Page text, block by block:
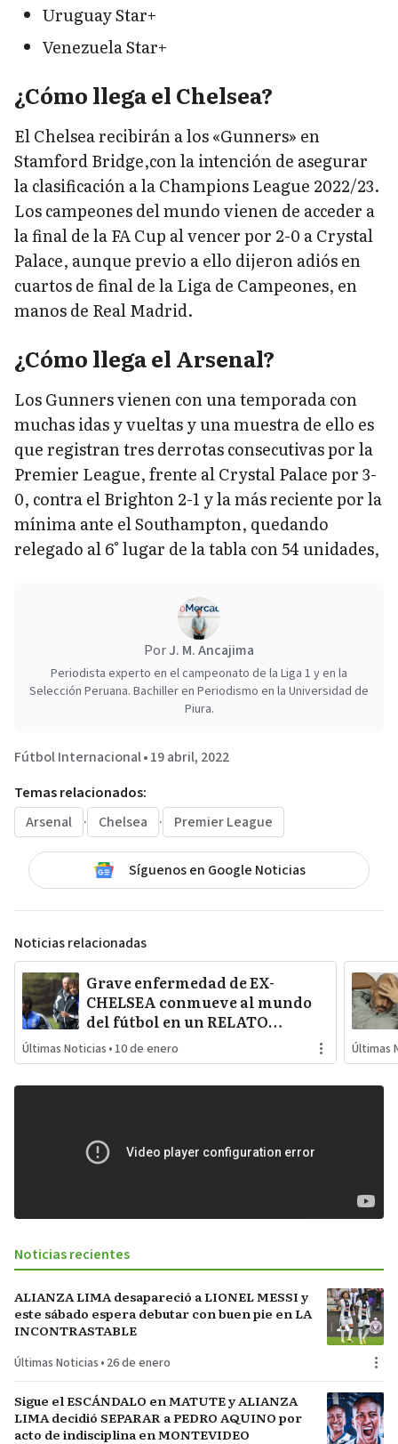
Uruguay Star+
Venezuela Star+
¿Cómo llega el Chelsea?
El Chelsea recibirán a los «Gunners» en
Stamford Bridge,con la intención de asegurar
la clasificación a la Champions League 2022/23.
Los campeones del mundo vienen de acceder a
la final de la FA Cup al vencer por 2-0 a Crystal
Palace, aunque previo a ello dijeron adiós en
cuartos de final de la Liga de Campeones, en
manos de Real Madrid.
¿Cómo llega el Arsenal?
Los Gunners vienen con una temporada con
muchas idas y vueltas y una muestra de ello es
que registran tres derrotas consecutivas por la
Premier League, frente al Crystal Palace por 3-
0, contra el Brighton 2-1 y la más reciente por la
mínima ante el Southampton, quedando
relegado al 6° lugar de la tabla con 54 unidades,
PorJ. M. Ancajima
Periodista experto en el campeonato de la Liga 1 y en la
Selección Peruana. Bachiller en Periodismo en la Universidad de
Piura.
Fútbol Internacional•19 abril, 2022
Temas relacionados:
Arsenal
· Chelsea · Premier League
Síguenos en Google Noticias
Noticias relacionadas
Grave enfermedad de EX-
CHELSEA conmueve al mundo
del fútbol en un RELATO
ESTREMECEDOR del propio
jugador
Últimas Noticias • 10 de enero Últimas
Noticias recientes
ALIANZA LIMA desapareció a LIONEL MESSI y
este sábado espera debutar con buen pie en LA
INCONTRASTABLE
Últimas Noticias • 26 de enero
Sigue el ESCÁNDALO en MATUTE y ALIANZA
LIMA decidió SEPARAR a PEDRO AQUINO por
acto de indisciplina en MONTEVIDEO